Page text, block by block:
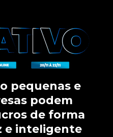
pequenas e
podem
de forma
e inteligente